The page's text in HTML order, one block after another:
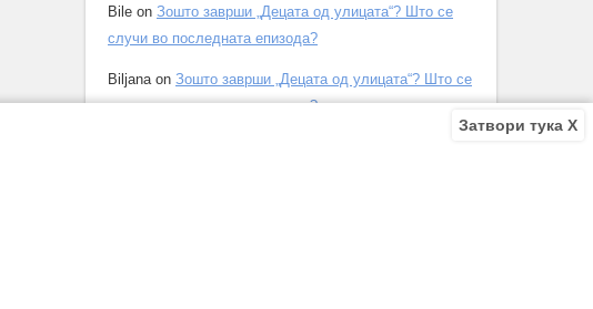
Bile on Зошто заврши „Децата од улицата“? Што се
случи во последната епизода?
Biljanaon Зошто заврши „Децата од улицата“? Што се
случи во последната епизода?
Затвори тука X